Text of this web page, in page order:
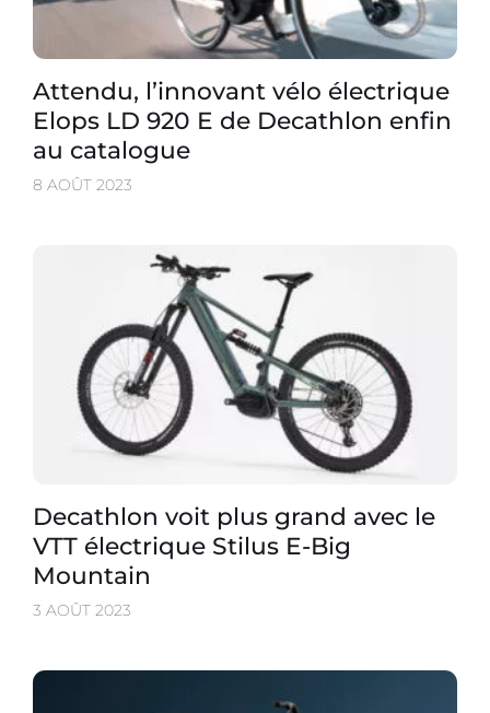
Attendu, l’innovant vélo électrique
Elops LD 920 E de Decathlon enfin
au catalogue
8 AOÛT 2023
Decathlon voit plus grand avec le
VTT électrique Stilus E-Big
Mountain
3 AOÛT 2023